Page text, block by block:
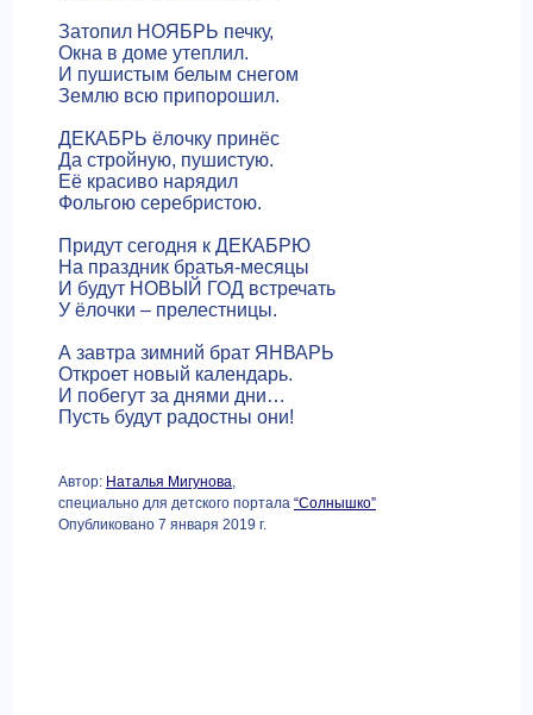
Затопил НОЯБРЬ печку,
Окна в доме утеплил.
И пушистым белым снегом
Землю всю припорошил.
ДЕКАБРЬ ёлочку принёс
Да стройную, пушистую.
Её красиво нарядил
Фольгою серебристою.
Придут сегодня к ДЕКАБРЮ
На праздник братья-месяцы
И будут НОВЫЙ ГОД встречать
У ёлочки – прелестницы.
А завтра зимний брат ЯНВАРЬ
Откроет новый календарь.
И побегут за днями дни…
Пусть будут радостны они!
Автор: Наталья Мигунова,
специально для детского портала “Солнышко”
Опубликовано 7 января 2019 г.